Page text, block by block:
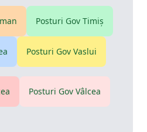
Posturi Gov Timiş
Posturi Gov Vaslui
Posturi Gov Vâlcea